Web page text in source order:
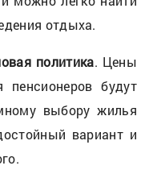
отдыха.
политика. Цены
будут
выбору жилья
вариант и